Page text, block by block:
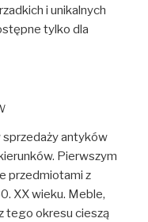
i unikalnych
tylko dla
antyków
Pierwszym
przedmiotami z
XX wieku. Meble,
tego okresu cieszą